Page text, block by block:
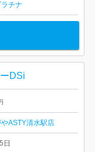
チナ
DSi
ASTY清水駅店
日